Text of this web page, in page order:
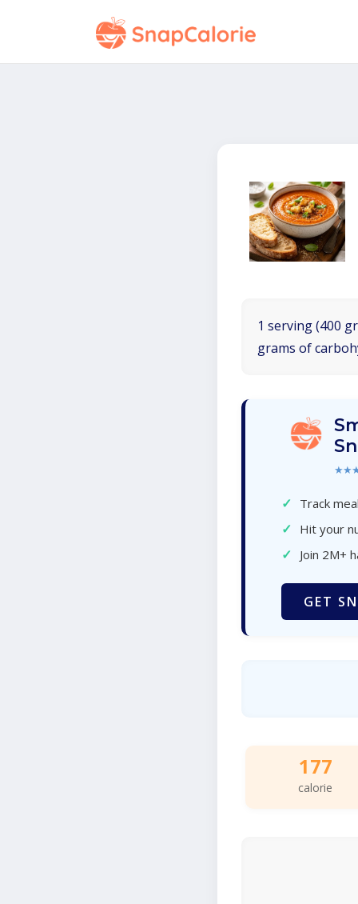
1 serving (400
grams of
✓ Track
✓ Hit your
✓ Join 2M+
GET
177
calorie